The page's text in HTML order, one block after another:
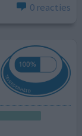
0 reacties